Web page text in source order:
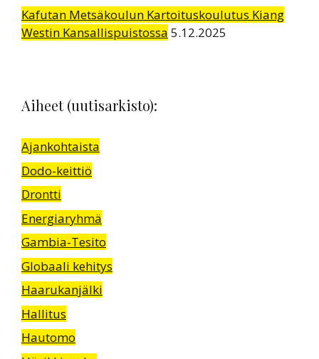
Kafutan Metsäkoulun Kartoituskoulutus Kiang
Westin Kansallispuistossa 5.12.2025
Aiheet (uutisarkisto):
Ajankohtaista
Dodo-keittiö
Drontti
Energiaryhmä
Gambia-Tesito
Globaali kehitys
Haarukanjälki
Hallitus
Hautomo